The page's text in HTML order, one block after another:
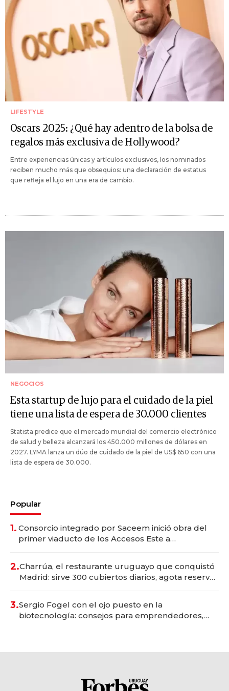
LIFESTYLE
Oscars 2025: ¿Qué hay adentro de la bolsa de
regalos más exclusiva de Hollywood?
Entre experiencias únicas y artículos exclusivos, los nominados
reciben mucho más que obsequios: una declaración de estatus
que refleja el lujo en una era de cambio.
NEGOCIOS
Esta startup de lujo para el cuidado de la piel
tiene una lista de espera de 30.000 clientes
Statista predice que el mercado mundial del comercio electrónico
de salud y belleza alcanzará los 450.000 millones de dólares en
2027. LYMA lanza un dúo de cuidado de la piel de US$ 650 con una
lista de espera de 30.000.
Popular
1. Consorcio integrado por Saceem inició obra del
primer viaducto de los Accesos Este a
2.Charrúa, el restaurante uruguayo que conquistó
Madrid: sirve 300 cubiertos diarios, agota reservas
3.Sergio Fogel con el ojo puesto en la
biotecnología: consejos para emprendedores,